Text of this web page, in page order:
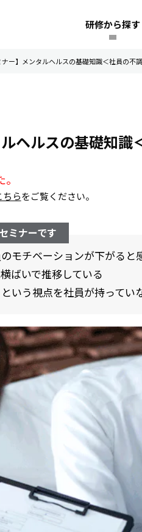
研修から探す
ナー】メンタルヘルスの基礎知識＜社員の不
ヘルスの基礎知
ちらをご覧ください。
ミナーです
モチベーションが下がると
ばいで推移している
いう視点を社員が持ってい